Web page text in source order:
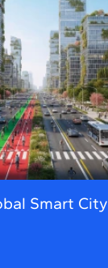
Smart City